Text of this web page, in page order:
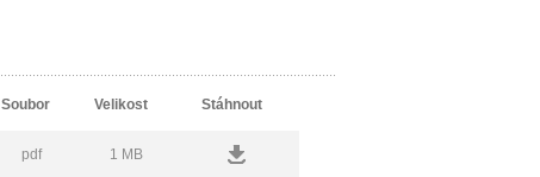
Soubor Velikost Stáhnout
pdf 1 MB